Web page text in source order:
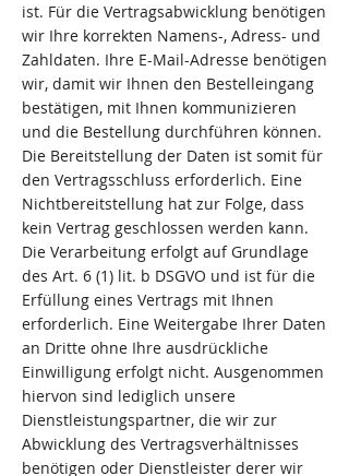
ist. Für die Vertragsabwicklung benötigen
wir Ihre korrekten Namens-, Adress- und
Zahldaten. Ihre E-Mail-Adresse benötigen
wir, damit wir Ihnen den Bestelleingang
bestätigen, mit Ihnen kommunizieren
und die Bestellung durchführen können.
Die Bereitstellung der Daten ist somit für
den Vertragsschluss erforderlich. Eine
Nichtbereitstellung hat zur Folge, dass
kein Vertrag geschlossen werden kann.
Die Verarbeitung erfolgt auf Grundlage
des Art. 6 (1) lit. b DSGVO und ist für die
Erfüllung eines Vertrags mit Ihnen
erforderlich. Eine Weitergabe Ihrer Daten
an Dritte ohne Ihre ausdrückliche
Einwilligung erfolgt nicht. Ausgenommen
hiervon sind lediglich unsere
Dienstleistungspartner, die wir zur
Abwicklung des Vertragsverhältnisses
benötigen oder Dienstleister derer wir